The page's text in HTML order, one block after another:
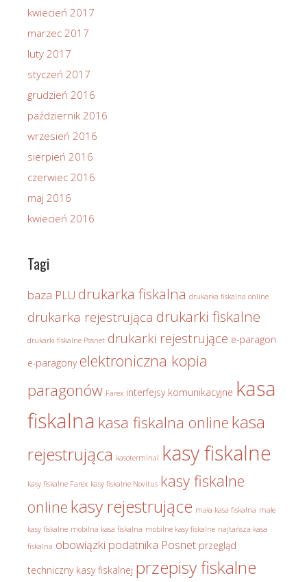
kwiecień 2017
marzec 2017
luty 2017
styczeń 2017
grudzień 2016
październik 2016
wrzesień 2016
sierpień 2016
czerwiec 2016
maj 2016
kwiecień 2016
Tagi
baza PLU drukarka fiskalna drukarka fiskalna online
drukarka rejestrująca drukarki fiskalne
drukarki fiskalne Posnet drukarki rejestrujące e-paragon
e-paragony elektroniczna kopia
paragonów Farex interfejsy komunikacyjne kasa
fiskalna kasa fiskalna online kasa
rejestrująca kasoterminal kasy fiskalne
kasy fiskalne Farex kasy fiskalne Novitus kasy fiskalne
online kasy rejestrujące mała kasa fiskalna małe
kasy fiskalne mobilna kasa fiskalna mobilne kasy fiskalne najtańsza kasa
fiskalna obowiązki podatnika Posnet przegląd
techniczny kasy fiskalnej przepisy fiskalne